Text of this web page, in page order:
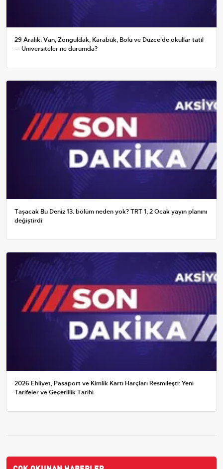
29 Aralık: Van, Zonguldak, Karabük, Bolu ve Düzce'de okullar tatil
— Üniversiteler ne durumda?
Taşacak Bu Deniz 13. bölüm neden yok? TRT 1, 2 Ocak yayın planını
değiştirdi
2026 Ehliyet, Pasaport ve Kimlik Kartı Harçları Resmileşti: Yeni
Tarifeler ve Geçerlilik Tarihi